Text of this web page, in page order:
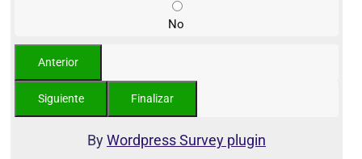
No
ByWordpress Survey plugin